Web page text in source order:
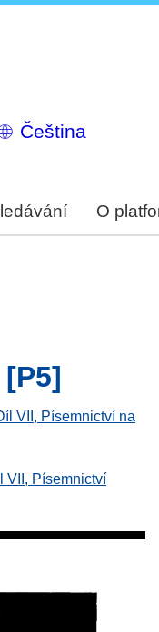
O
VII, Písemnictví na
VII, Písemnictví